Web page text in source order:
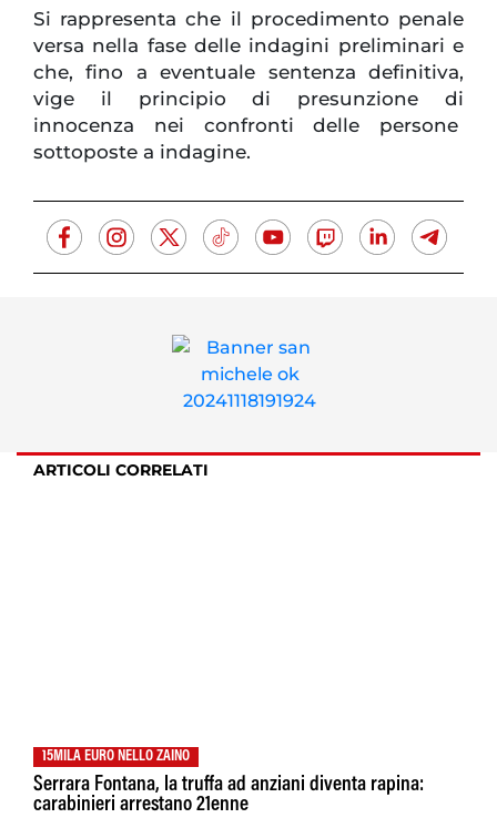
Si rappresenta che il procedimento penale
versa nella fase delle indagini preliminari e
che, fino a eventuale sentenza definitiva,
vige il principio di presunzione di
innocenza nei confronti delle persone
sottoposte a indagine.
ARTICOLI CORRELATI
15MILA EURO NELLO ZAINO
Serrara Fontana, la truffa ad anziani diventa rapina:
carabinieri arrestano 21enne